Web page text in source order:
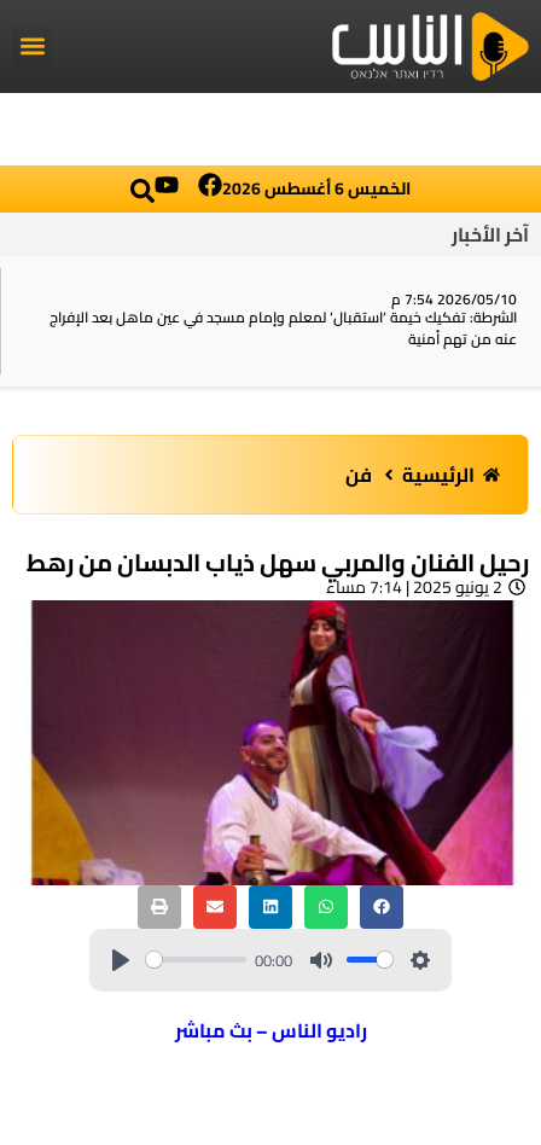
الخميس 6 أغسطس 2026
آخر الأخبار
2026/05/10 7:54 م
الشرطة: تفكيك خيمة ‘استقبال‘ لمعلم وإمام مسجد في عين ماهل بعد الإفراج
عنه من تهم أمنية
الرئيسية فن
رحيل الفنان والمربي سهل ذياب الدبسان من رهط
2 يونيو 2025 | 7:14 مساءً
00:00
راديو الناس – بث مباشر